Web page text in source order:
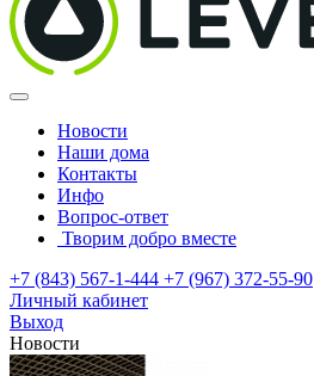
Новости
Наши дома
Контакты
Инфо
Вопрос-ответ
Творим добро вместе
+7 (843) 567-1-444 +7 (967) 372-55-90
Личный кабинет
Выход
Новости